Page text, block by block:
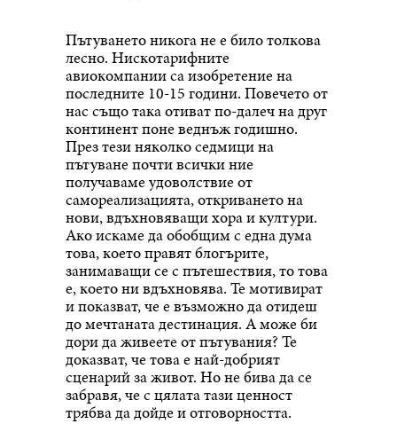
Пътуването никога не е било толкова
лесно. Нискотарифните
авиокомпании са изобретение на
последните 10-15 години. Повечето от
нас също така отиват по-далеч на друг
континент поне веднъж годишно.
През тези няколко седмици на
пътуване почти всички ние
получаваме удоволствие от
самореализацията, откриването на
нови, вдъхновяващи хора и култури.
Ако искаме да обобщим с една дума
това, което правят блогърите,
занимаващи се с пътешествия, то това
е, което ни вдъхновява. Те мотивират
и показват, че е възможно да отидеш
до мечтаната дестинация. А може би
дори да живеете от пътувания? Те
доказват, че това е най-добрият
сценарий за живот. Но не бива да се
забравя, че с цялата тази ценност
трябва да дойде и отговорността.